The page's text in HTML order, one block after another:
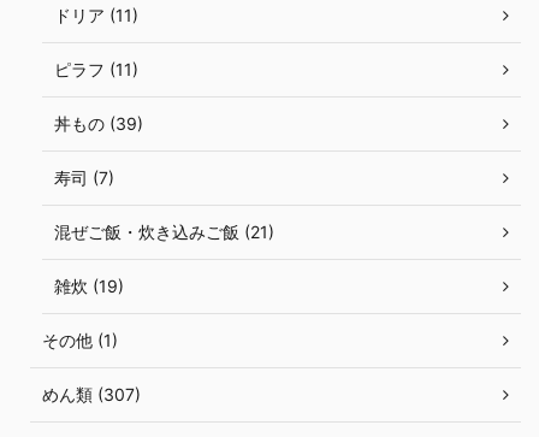
ドリア (11)
ピラフ (11)
丼もの (39)
寿司 (7)
混ぜご飯・炊き込みご飯 (21)
雑炊 (19)
その他 (1)
めん類 (307)